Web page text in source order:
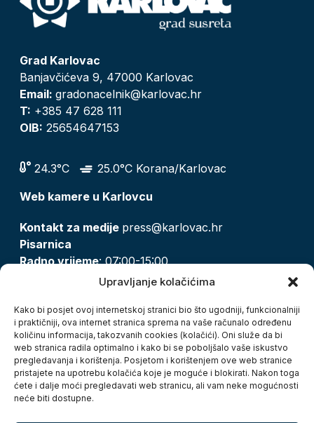
Upravljanje kolačićima
Kako bi posjet ovoj internetskoj stranici bio što ugodniji, funkcionalniji
i praktičniji, ova internet stranica sprema na vaše računalo određenu
količinu informacija, takozvanih cookies (kolačići). Oni služe da bi
web stranica radila optimalno i kako bi se poboljšalo vaše iskustvo
pregledavanja i korištenja. Posjetom i korištenjem ove web stranice
pristajete na upotrebu kolačića koje je moguće i blokirati. Nakon toga
ćete i dalje moći pregledavati web stranicu, ali vam neke mogućnosti
neće biti dostupne.
Grad Karlovac
Banjavčićeva 9, 47000 Karlovac
Email: gradonacelnik@karlovac.hr
T: +385 47 628 111
OIB: 25654647153
24.3°C
25.0°C Korana/Karlovac
Web kamere u Karlovcu
Kontakt za medije press@karlovac.hr
Pisarnica
Radno vrijeme: 07:00-15:00
pisarnica@karlovac.hr
Zaštita osobnih podataka
Pristup informacijama
Kolačići
Izjava o pristupačnosti